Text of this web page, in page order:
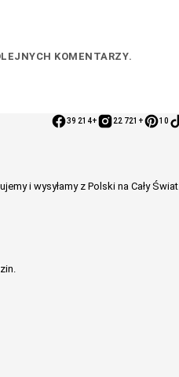
KOMENTARZY.
39 214+ 22 721+ 10
i wysyłamy z Polski na Cały Świat.